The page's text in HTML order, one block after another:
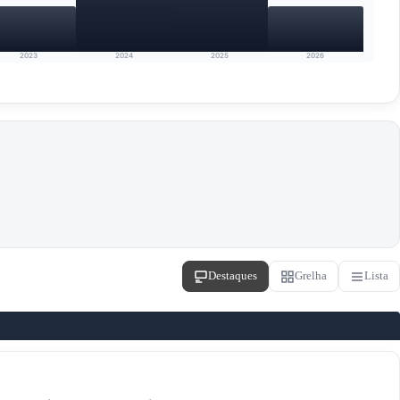
2023 2024 2025 2026
Destaques Grelha Lista